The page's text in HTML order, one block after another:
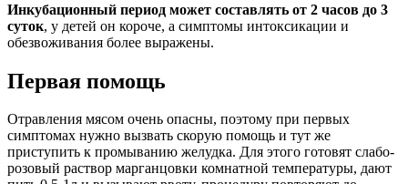
Инкубационный период может составлять от 2 часов до 3
суток, у детей он короче, а симптомы интоксикации и
обезвоживания более выражены.
Первая помощь
Отравления мясом очень опасны, поэтому при первых
симптомах нужно вызвать скорую помощь и тут же
приступить к промыванию желудка. Для этого готовят слабо-
розовый раствор марганцовки комнатной температуры, дают